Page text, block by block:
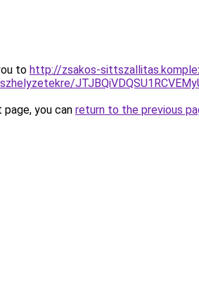
to http://zsakos-
you can return to the previous